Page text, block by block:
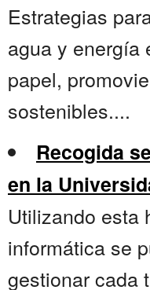
Estrategias
agua y energía
papel,
sostenibles....
Recogida
en la
Utilizando esta
informática se
gestionar cada